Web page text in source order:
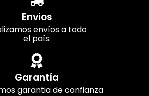
Envios
envíos a todo
el país.
Garantía
garantia de confianza